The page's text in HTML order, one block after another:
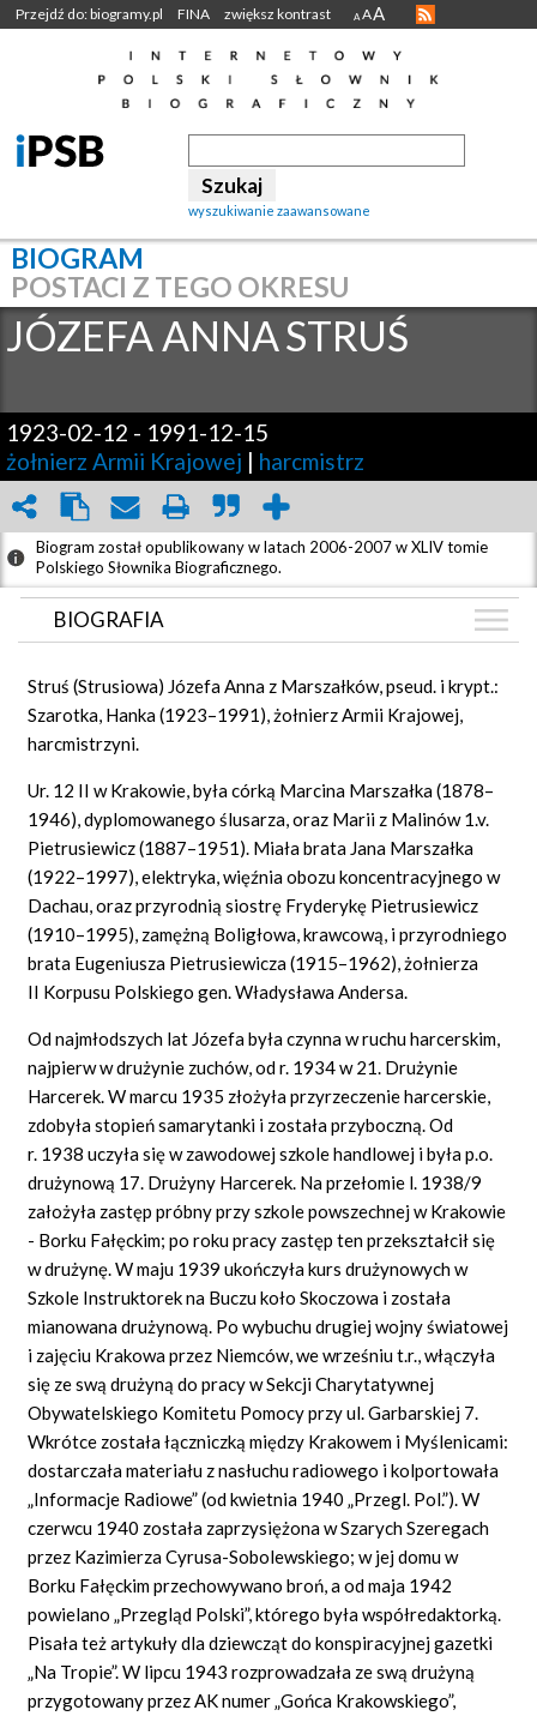
Przejdź do: biogramy.pl FINA zwiększ kontrast A AA
wyszukiwanie zaawansowane
BIOGRAM
POSTACI Z TEGO OKRESU
JÓZEFA ANNASTRUŚ
1923-02-12 - 1991-12-15
żołnierz Armii Krajowej | harcmistrz
Biogram został opublikowany w latach 2006-2007 w XLIV tomie
Polskiego Słownika Biograficznego.
BIOGRAFIA
ARTYKUŁY (1)
GRAF POWIĄZAŃ
DYSKUSJA
Mapa
Struś (Strusiowa) Józefa Anna z Marszałków, pseud. i krypt.:
Szarotka, Hanka (1923–1991), żołnierz Armii Krajowej,
harcmistrzyni.
Ur. 12 II w Krakowie, była córką Marcina Marszałka (1878–
1946), dyplomowanego ślusarza, oraz Marii z Malinów 1.v.
Pietrusiewicz (1887–1951). Miała brata Jana Marszałka
(1922–1997), elektryka, więźnia obozu koncentracyjnego w
Dachau, oraz przyrodnią siostrę Fryderykę Pietrusiewicz
(1910–1995), zamężną Boligłowa, krawcową, i przyrodniego
brata Eugeniusza Pietrusiewicza (1915–1962), żołnierza
II Korpusu Polskiego gen. Władysława Andersa.
Od najmłodszych lat Józefa była czynna w ruchu harcerskim,
najpierw w drużynie zuchów, od r. 1934 w 21. Drużynie
Harcerek. W marcu 1935 złożyła przyrzeczenie harcerskie,
zdobyła stopień samarytanki i została przyboczną. Od
r. 1938 uczyła się w zawodowej szkole handlowej i była p.o.
drużynową 17. Drużyny Harcerek. Na przełomie l. 1938/9
założyła zastęp próbny przy szkole powszechnej w Krakowie
- Borku Fałęckim; po roku pracy zastęp ten przekształcił się
w drużynę. W maju 1939 ukończyła kurs drużynowych w
Szkole Instruktorek na Buczu koło Skoczowa i została
mianowana drużynową. Po wybuchu drugiej wojny światowej
i zajęciu Krakowa przez Niemców, we wrześniu t.r., włączyła
się ze swą drużyną do pracy w Sekcji Charytatywnej
Obywatelskiego Komitetu Pomocy przy ul. Garbarskiej 7.
Wkrótce została łączniczką między Krakowem i Myślenicami:
dostarczała materiału z nasłuchu radiowego i kolportowała
„Informacje Radiowe” (od kwietnia 1940 „Przegl. Pol.”). W
czerwcu 1940 została zaprzysiężona w Szarych Szeregach
przez Kazimierza Cyrusa-Sobolewskiego; w jej domu w
Borku Fałęckim przechowywano broń, a od maja 1942
powielano „Przegląd Polski”, którego była współredaktorką.
Pisała też artykuły dla dziewcząt do konspiracyjnej gazetki
„Na Tropie”. W lipcu 1943 rozprowadzała ze swą drużyną
przygotowany przez AK numer „Gońca Krakowskiego”,